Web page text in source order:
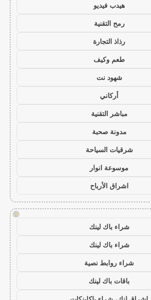
هيدب فيديو
رمح التقنية
رذاذ التجارة
طعم وكيف
شهود نت
أركاني
مباشر التقنية
مدونة صحبة
شرقيات السياحة
موسوعة انوار
اشراق الأرباح
!
شراء باك لينك
شراء باك لينك
شراء روابط نصية
باقات باك لينك